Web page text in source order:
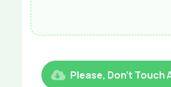
Please, Don't Touch